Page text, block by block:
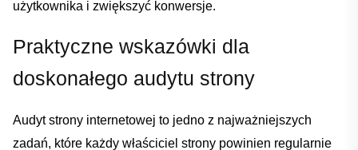
użytkownika i zwiększyć⁣ konwersje.
Praktyczne wskazówki dla
doskonałego audytu strony
Audyt strony ‌internetowej to jedno z najważniejszych
zadań, które każdy właściciel strony powinien regularnie
Kontynuuj zakupy